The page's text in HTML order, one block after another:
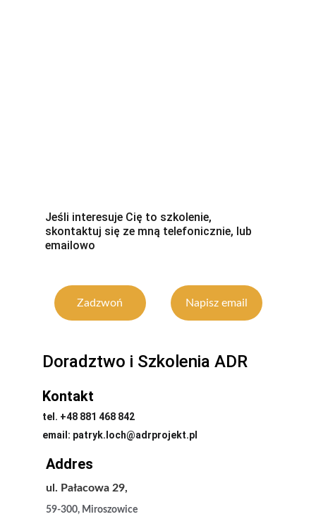
Zadzwoń Napisz email
Jeśli interesuje Cię to szkolenie,
skontaktuj się ze mną telefonicznie, lub
emailowo
Doradztwo i Szkolenia ADR
Addres
ul. Pałacowa 29,
59-300, Miroszowice
Kontakt
tel. +48 881 468 842
email: patryk.loch@adrprojekt.pl